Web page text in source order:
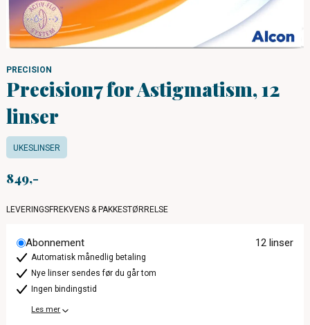
PRECISION
Precision7 for Astigmatism, 12
linser
UKESLINSER
849
LEVERINGSFREKVENS & PAKKESTØRRELSE
Abonnement 12 linser
Automatisk månedlig betaling
Nye linser sendes før du går tom
Ingen bindingstid
Les mer